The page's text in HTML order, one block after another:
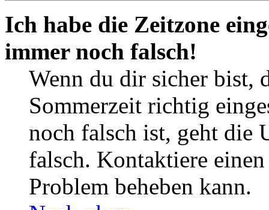
Ich habe die Zeitzone
immer noch falsch!
Wenn du dir sicher bist,
Sommerzeit richtig
noch falsch ist, geht die
falsch. Kontaktiere
Problem beheben kann.